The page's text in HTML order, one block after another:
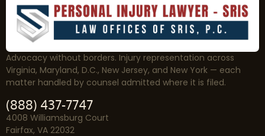
Advocacy without borders. Injury representation across
Virginia, Maryland, D.C., New Jersey, and New York — each
matter handled by counsel admitted where it is filed.
(888) 437-7747
4008 Williamsburg Court
Fairfax, VA 22032